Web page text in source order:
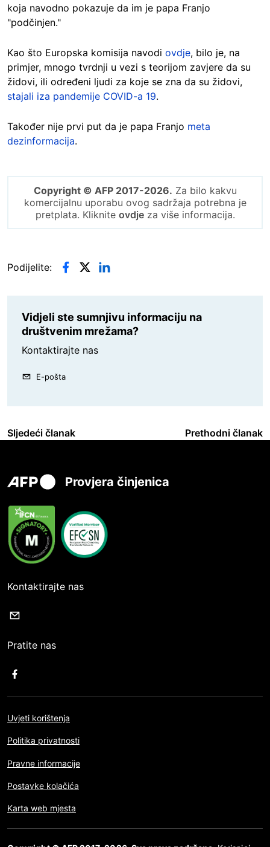
koja navodno pokazuje da im je papa Franjo
"podčinjen."
Kao što Europska komisija navodi ovdje, bilo je, na
primjer, mnogo tvrdnji u vezi s teorijom zavjere da su
židovi, ili određeni ljudi za koje se zna da su židovi,
stajali iza pandemije COVID-a 19.
Također nije prvi put da je papa Franjo meta
dezinformacija.
Copyright © AFP 2017-2026. Za bilo kakvu
komercijalnu uporabu ovog sadržaja potrebna je
pretplata. Kliknite ovdjeza više informacija.
Podijelite:
Vidjeli ste sumnjivu informaciju na
društvenim mrežama?
Kontaktirajte nas
E-pošta
Sljedeći članak Prethodni članak
Provjera činjenica
Kontaktirajte nas
Pratite nas
Uvjeti korištenja
Politika privatnosti
Pravne informacije
Postavke kolačića
Karta web mjesta